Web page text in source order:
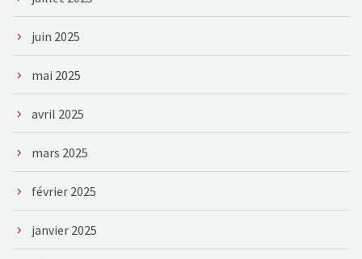
juin 2025
mai 2025
avril 2025
mars 2025
février 2025
janvier 2025